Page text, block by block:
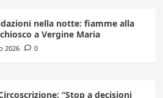
nella notte: fiamme alla
a Vergine Maria
2026 0
“Stop a decisioni